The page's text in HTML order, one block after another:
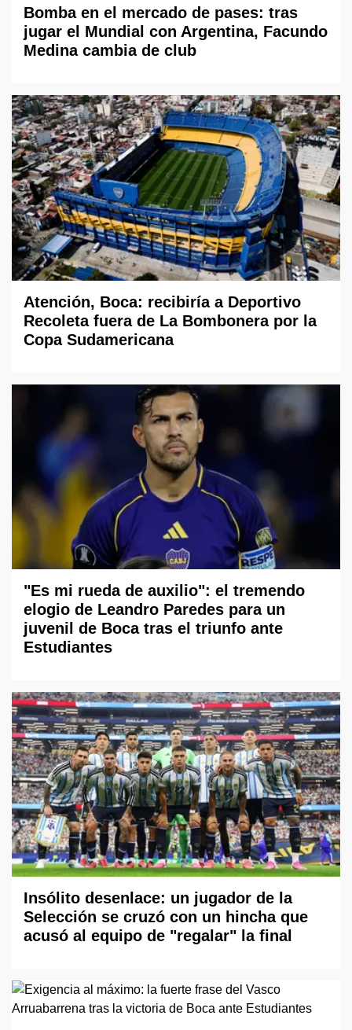
Bomba en el mercado de pases: tras
jugar el Mundial con Argentina, Facundo
Medina cambia de club
Atención, Boca: recibiría a Deportivo
Recoleta fuera de La Bombonera por la
Copa Sudamericana
"Es mi rueda de auxilio": el tremendo
elogio de Leandro Paredes para un
juvenil de Boca tras el triunfo ante
Estudiantes
Insólito desenlace: un jugador de la
Selección se cruzó con un hincha que
acusó al equipo de "regalar" la final